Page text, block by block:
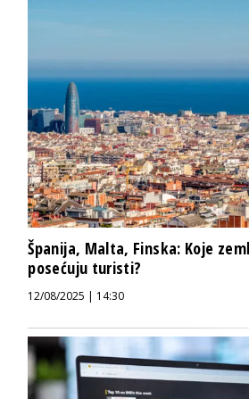
Španija, Malta, Finska: Koje
posećuju turisti?
12/08/2025 | 14:30